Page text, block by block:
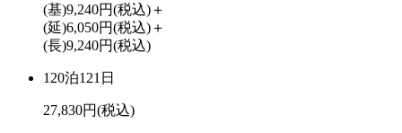
(基)9,240円(税込)＋
(延)6,050円(税込)＋
(長)9,240円(税込)
120泊121日
27,830円(税込)